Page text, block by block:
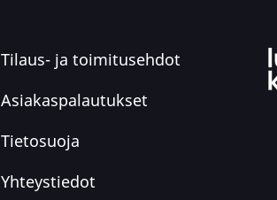
Tilaus- ja toimitusehdot
Asiakaspalautukset
Tietosuoja
Yhteystiedot